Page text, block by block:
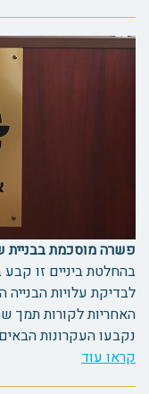
פשרה מוסכמת בבניית שלד
בהחלטת ביניים זו קבע
לבדיקת עלויות
האחריות לקורות תמך
נקבעו העקרונות הבאים: (1)
קראו עוד